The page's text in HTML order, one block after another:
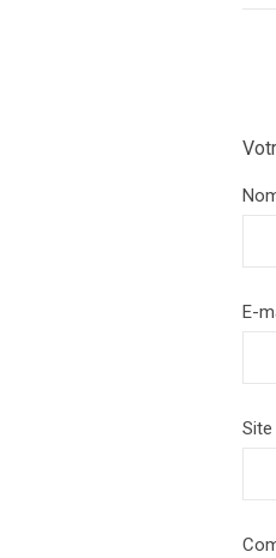
E-
Site